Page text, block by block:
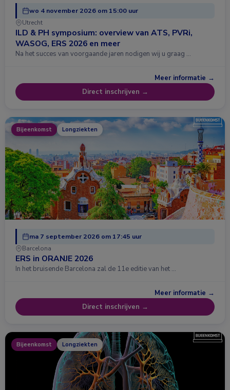
wo 4 november 2026 om 15:00 uur
Utrecht
ILD & PH symposium: overview van ATS, PVRi,
WASOG, ERS 2026 en meer
Na het succes van voorgaande jaren nodigen wij u graag …
Meer informatie →
Direct inschrijven →
Bijeenkomst Longziekten
ma 7 september 2026 om 17:45 uur
Barcelona
ERS in ORANJE 2026
In het bruisende Barcelona zal de 11e editie van het …
Meer informatie →
Direct inschrijven →
Bijeenkomst Longziekten